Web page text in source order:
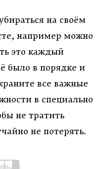
на своём
например можно
это каждый
было в порядке и
все важные
в специально
не тратить
не потерять.